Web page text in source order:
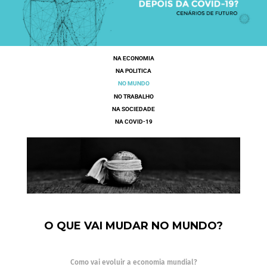
NA ECONOMIA
NA POLÍTICA
NO MUNDO
NO TRABALHO
NA SOCIEDADE
NA COVID-19
O QUE VAI MUDAR NO MUNDO?
Como vai evoluir a economia mundial?